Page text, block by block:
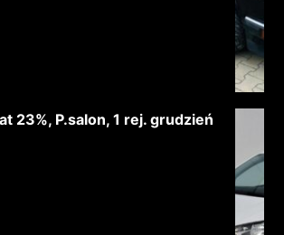
23%, P.salon, 1 rej. grudzień